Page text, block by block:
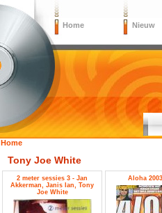
Home Nieuw
Home
Tony Joe White
2 meter sessies 3 - Jan
Akkerman, Janis Ian, Tony
Joe White
Aloha